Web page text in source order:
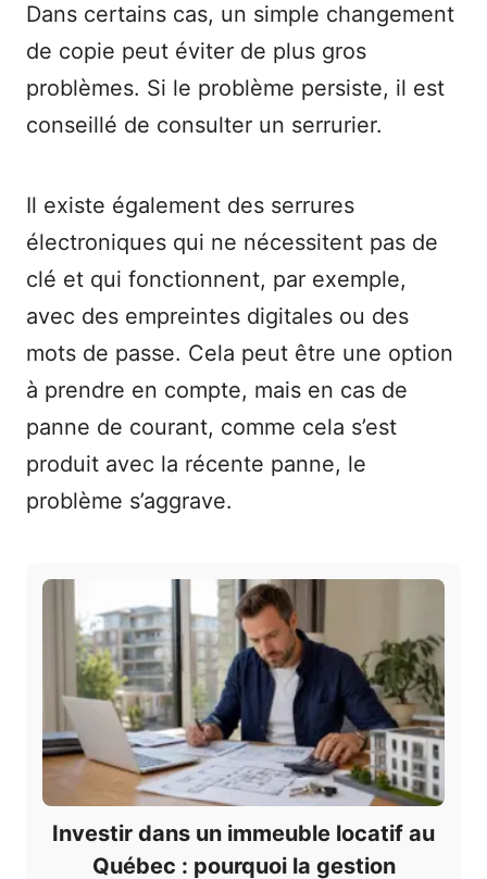
Dans certains cas, un simple changement
de copie peut éviter de plus gros
problèmes. Si le problème persiste, il est
conseillé de consulter un serrurier.
Il existe également des serrures
électroniques qui ne nécessitent pas de
clé et qui fonctionnent, par exemple,
avec des empreintes digitales ou des
mots de passe. Cela peut être une option
à prendre en compte, mais en cas de
panne de courant, comme cela s’est
produit avec la récente panne, le
problème s’aggrave.
Investir dans un immeuble locatif au
Québec : pourquoi la gestion